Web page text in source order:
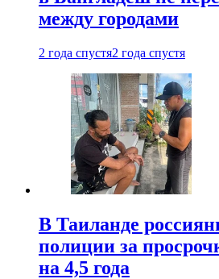
между городами
2 года спустя2 года спустя
В Таиланде
полиции за
на 4,5 года